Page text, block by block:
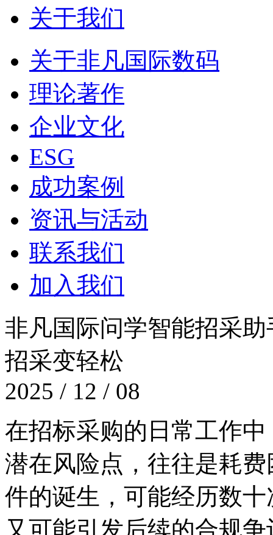
关于我们
关于非凡国际数码
理论著作
企业文化
ESG
成功案例
资讯与活动
联系我们
加入我们
非凡国际问学智能招采助手
招采变轻松
2025 / 12 / 08
在招标采购的日常工作中
潜在风险点，往往是
件的诞生，可能经历数十
又可能引发后续的合规争